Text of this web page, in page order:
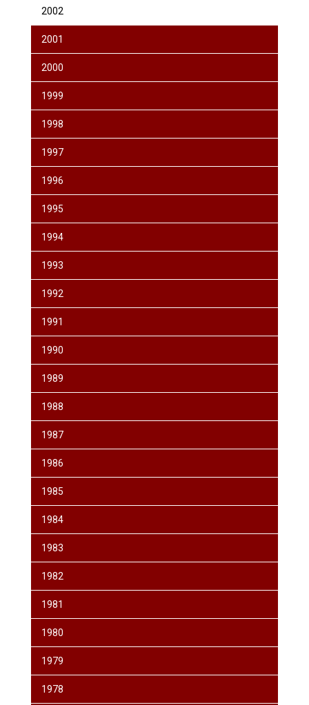
2002
2001
2000
1999
1998
1997
1996
1995
1994
1993
1992
1991
1990
1989
1988
1987
1986
1985
1984
1983
1982
1981
1980
1979
1978